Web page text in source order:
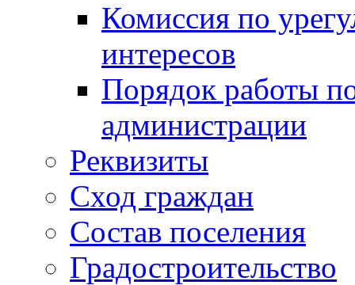
Комиссия по
интересов
Порядок работы
администрации
Реквизиты
Сход граждан
Состав поселения
Градостроительство